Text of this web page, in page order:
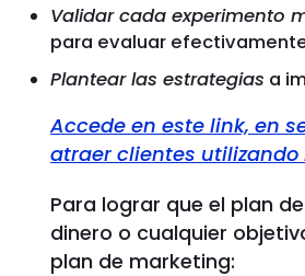
Validar cada experimento
para evaluar
Plantear las estrategias a
Accede en este link, en
atraer clientes
Para lograr que el plan
dinero o cualquier
plan de marketing: